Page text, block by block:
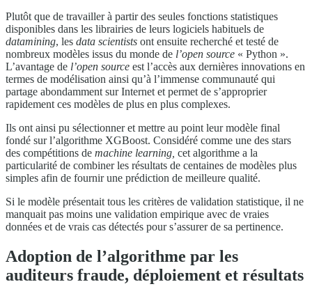
Plutôt que de travailler à partir des seules fonctions statistiques
disponibles dans les librairies de leurs logiciels habituels de
datamining, les data scientists ont ensuite recherché et testé de
nombreux modèles issus du monde de l’open source « Python ».
L’avantage de l’open source est l’accès aux dernières innovations en
termes de modélisation ainsi qu’à l’immense communauté qui
partage abondamment sur Internet et permet de s’approprier
rapidement ces modèles de plus en plus complexes.
Ils ont ainsi pu sélectionner et mettre au point leur modèle final
fondé sur l’algorithme XGBoost. Considéré comme une des stars
des compétitions de machine learning, cet algorithme a la
particularité de combiner les résultats de centaines de modèles plus
simples afin de fournir une prédiction de meilleure qualité.
Si le modèle présentait tous les critères de validation statistique, il ne
manquait pas moins une validation empirique avec de vraies
données et de vrais cas détectés pour s’assurer de sa pertinence.
Adoption de l’algorithme par les
auditeurs fraude, déploiement et résultats